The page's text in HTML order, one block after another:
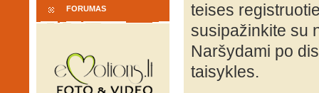
FORUMAS
teises
susipažinkite su
Naršydami po
taisykles.